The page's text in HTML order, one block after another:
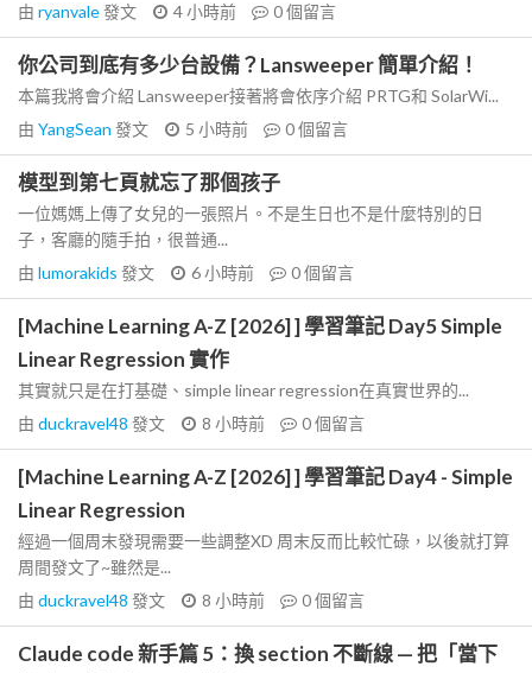
由 ryanvale發文 4 小時前 0個留言
你公司到底有多少台設備？Lansweeper 簡單介紹！
本篇我將會介紹 Lansweeper接著將會依序介紹 PRTG和 SolarWi...
由 YangSean 發文 5 小時前 0個留言
模型到第七頁就忘了那個孩子
一位媽媽上傳了女兒的一張照片。不是生日也不是什麼特別的日
子，客廳的隨手拍，很普通...
由 lumorakids 發文 6 小時前 0個留言
[Machine Learning A-Z [2026] ] 學習筆記 Day5 Simple
Linear Regression 實作
其實就只是在打基礎、simple linear regression在真實世界的...
由 duckravel48 發文 8 小時前 0個留言
[Machine Learning A-Z [2026] ] 學習筆記 Day4 - Simple
Linear Regression
經過一個周末發現需要一些調整XD 周末反而比較忙碌，以後就打算
周間發文了~雖然是...
由 duckravel48 發文 8 小時前 0個留言
Claude code 新手篇 5：換 section 不斷線 — 把「當下